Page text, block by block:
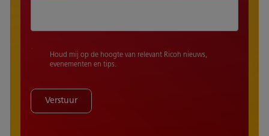
Houd mij op de hoogte van relevant Ricoh nieuws,
evenementen en tips.
Verstuur